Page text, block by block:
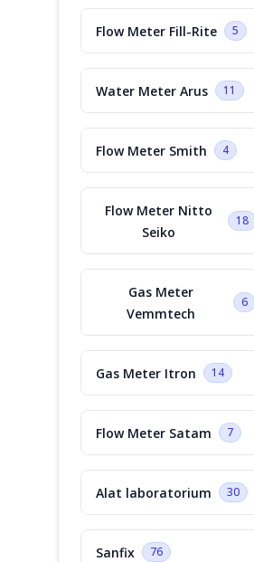
Flow Meter Fill-Rite 5
Water Meter Arus 11
Flow Meter Smith 4
Flow Meter Nitto
Seiko
18
Gas Meter
Vemmtech
6
Gas Meter Itron 14
Flow Meter Satam 7
Alat laboratorium 30
Sanfix 76